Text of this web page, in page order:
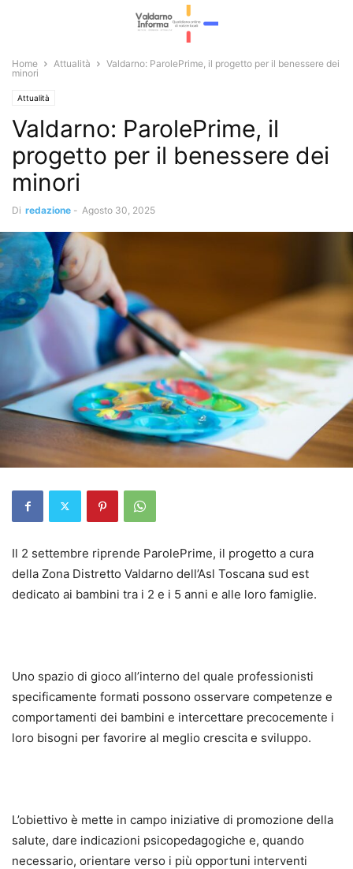
Home Attualità
Valdarno: ParolePrime, il progetto per il benessere dei
minori
Attualità
Valdarno: ParolePrime, il
progetto per il benessere dei
minori
Di redazione - Agosto 30, 2025
Il 2 settembre riprende ParolePrime, il progetto a cura
della Zona Distretto Valdarno dell’Asl Toscana sud est
dedicato ai bambini tra i 2 e i 5 anni e alle loro famiglie.
Uno spazio di gioco all’interno del quale professionisti
specificamente formati possono osservare competenze e
comportamenti dei bambini e intercettare precocemente i
loro bisogni per favorire al meglio crescita e sviluppo.
L’obiettivo è mette in campo iniziative di promozione della
salute, dare indicazioni psicopedagogiche e, quando
necessario, orientare verso i più opportuni interventi